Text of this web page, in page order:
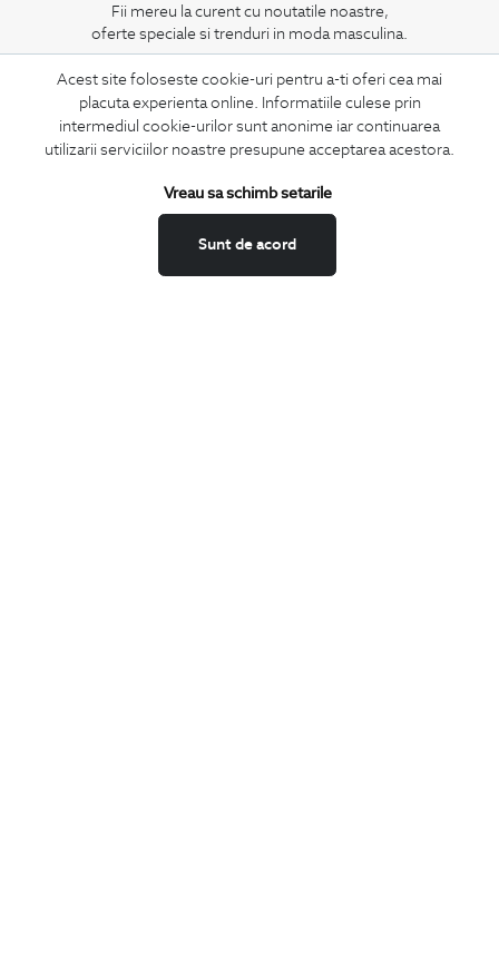
Acest site foloseste cookie-uri pentru a-ti oferi cea mai
placuta experienta online. Informatiile culese prin
intermediul cookie-urilor sunt anonime iar continuarea
utilizarii serviciilor noastre presupune acceptarea acestora.
Sunt de acord
Vreau sa schimb setarile
Fii mereu la curent cu noutatile noastre,
oferte speciale si trenduri in moda masculina.
CONCIERGE
Termeni si conditii
Schimburi si retur
ANPC